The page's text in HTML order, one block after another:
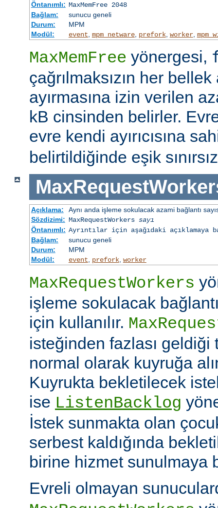
Öntanımlı: MaxMemFree 2048
Bağlam:
sunucu geneli
Durum:
MPM
Modül:
event mpm_netware, prefork, worker,
MaxMemFree yönergesi,
çağrılmaksızın her bellek
ayırmasına izin verilen
kB cinsinden belirler.
evre kendi ayırıcısına
belirtildiğinde eşik
Açıklama:
Aynı anda işleme sokulacak azami bağlantı
Sözdizimi: MaxRequestWorkers sayı
Öntanımlı: Ayrıntılar için aşağıdaki açıklamaya
Bağlam:
sunucu geneli
Durum:
MPM
Modül:
event prefork, worker
MaxRequestWorkers
işleme sokulacak bağlantı
için kullanılır.
isteğinden fazlası
normal olarak kuyruğa
Kuyrukta bekletilecek
ise ListenBacklog
İstek sunmakta olan
serbest kaldığında
birine hizmet sunulmaya
Evreli olmayan